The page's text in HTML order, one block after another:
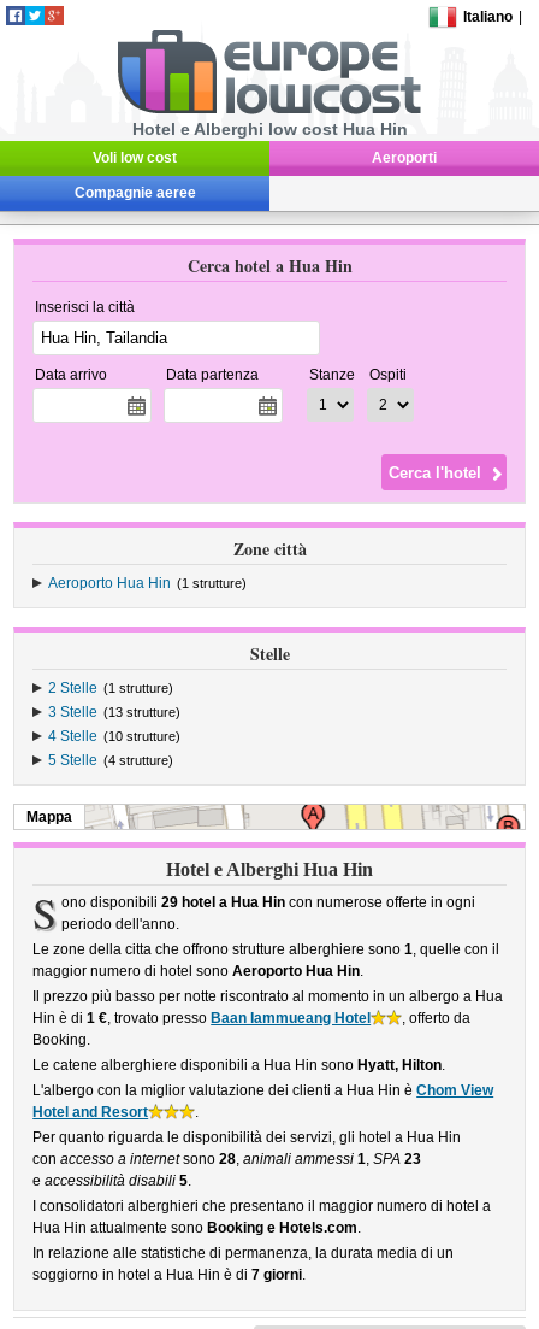
Italiano
Hotel e Alberghi low cost Hua Hin
Voli low cost Aeroporti
Compagnie aeree
Cerca hotel a Hua Hin
Inserisci la città
Data arrivo Data partenza Stanze Ospiti
Zone città
Aeroporto Hua Hin (1 strutture)
Stelle
2 Stelle (1 strutture)
3 Stelle (13 strutture)
4 Stelle (10 strutture)
5 Stelle (4 strutture)
Mappa
Hotel e Alberghi Hua Hin
S ono disponibili 29 hotel a Hua Hincon numerose offerte in ogni
periodo dell'anno.
Le zone della citta che offrono strutture alberghiere sono1, quelle con il
maggior numero di hotel sonoAeroporto Hua Hin.
Il prezzo più basso per notte riscontrato al momento in un albergo a Hua
Hin è di1 €, trovato presso Baan Iammueang Hotel
, offerto da
Booking.
Le catene alberghiere disponibili a Hua Hin sono Hyatt, Hilton.
L'albergo con la miglior valutazione dei clienti a Hua Hin èChom View
Hotel and Resort
.
Per quanto riguarda le disponibilità dei servizi, gli hotel a Hua Hin
conaccesso a internetsono28,animali ammessi 1,SPA 23
eaccessibilità disabili 5.
I consolidatori alberghieri che presentano il maggior numero di hotel a
Hua Hin attualmente sono Booking e Hotels.com.
In relazione alle statistiche di permanenza, la durata media di un
soggiorno in hotel a Hua Hin è di7 giorni.